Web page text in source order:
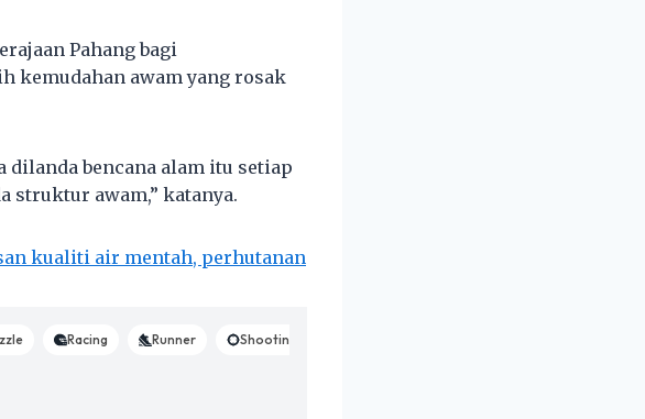
Pahang bagi
kemudahan awam yang rosak
dilanda bencana alam itu setiap
struktur awam,” katanya.
kualiti air mentah, perhutanan